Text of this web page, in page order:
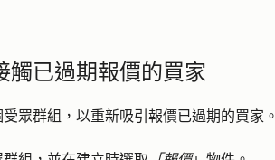
觸已過期報價的買家
眾群組，以重新吸引報價已過期的買家。